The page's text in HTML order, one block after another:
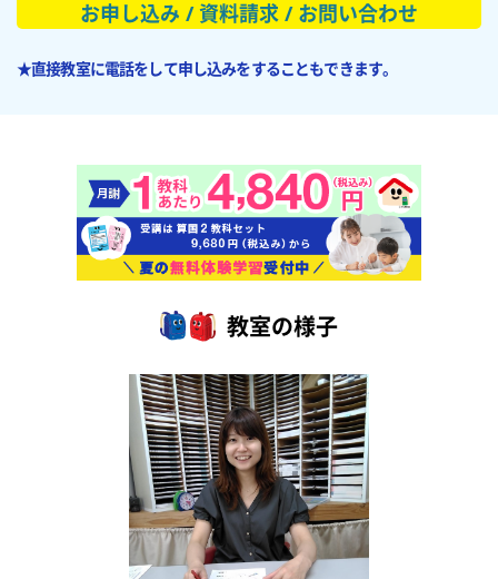
お申し込み / 資料請求 / お問い合わせ
★直接教室に電話をして申し込みをすることもできます。
教室の様子